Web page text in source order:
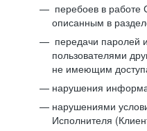
перебоев в
описанным в
передачи паролей
пользователями
не имеющим
нарушения
нарушениями
Исполнителя